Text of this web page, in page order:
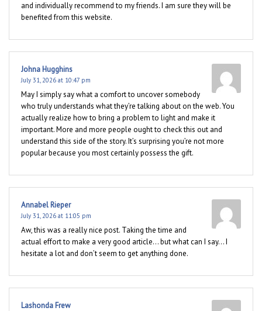
and individually recommend to my friends. I am sure they will be
benefited from this website.
Johna Hugghins
July 31, 2026 at 10:47 pm
May I simply say what a comfort to uncover somebody
who truly understands what they’re talking about on the web. You
actually realize how to bring a problem to light and make it
important. More and more people ought to check this out and
understand this side of the story. It’s surprising you’re not more
popular because you most certainly possess the gift.
Annabel Rieper
July 31, 2026 at 11:05 pm
Aw, this was a really nice post. Taking the time and
actual effort to make a very good article… but what can I say… I
hesitate a lot and don’t seem to get anything done.
Lashonda Frew